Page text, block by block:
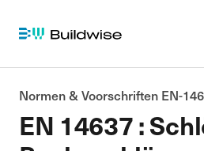
EN 14637 :
Normen & Voorschriften EN-